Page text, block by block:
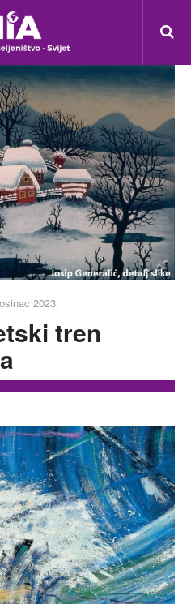
2023.
tren